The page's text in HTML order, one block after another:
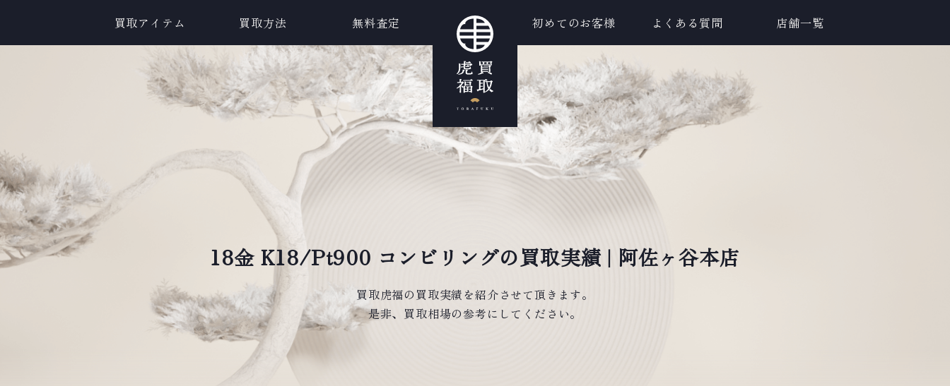
買取アイテム 買取方法 無料査定 初めてのお客様 よくある質問 店舗一覧
18金 K18/Pt900 コンビリングの買取実績 | 阿佐ヶ谷本店
買取虎福の買取実績を紹介させて頂きます。
是非、買取相場の参考にしてください。